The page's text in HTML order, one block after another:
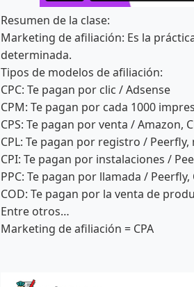
Resumen de la clase:
Marketing de afiliación: Es la
determinada.
Tipos de modelos de afiliación:
CPC: Te pagan por clic / Adsense
CPM: Te pagan por cada 1000
CPS: Te pagan por venta / Amazon,
CPL: Te pagan por registro /
CPI: Te pagan por instalaciones /
PPC: Te pagan por llamada / Peerfly,
COD: Te pagan por la venta de
Entre otros…
Marketing de afiliación = CPA